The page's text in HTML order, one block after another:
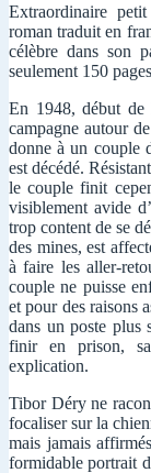
Extraordinaire
roman traduit en
célèbre dans son
seulement 150
En 1948, début de
campagne autour
donne à un couple
est décédé.
le couple finit
visiblement avide
trop content de se
des mines, est
à faire les aller-
couple ne puisse
et pour des raisons
dans un poste plus
finir en prison,
explication.
Tibor Déry ne
focaliser sur la
mais jamais
formidable portrait